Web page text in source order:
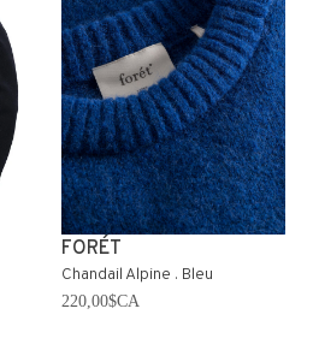
FORÉT
Chandail Alpine . Bleu
220,00$CA